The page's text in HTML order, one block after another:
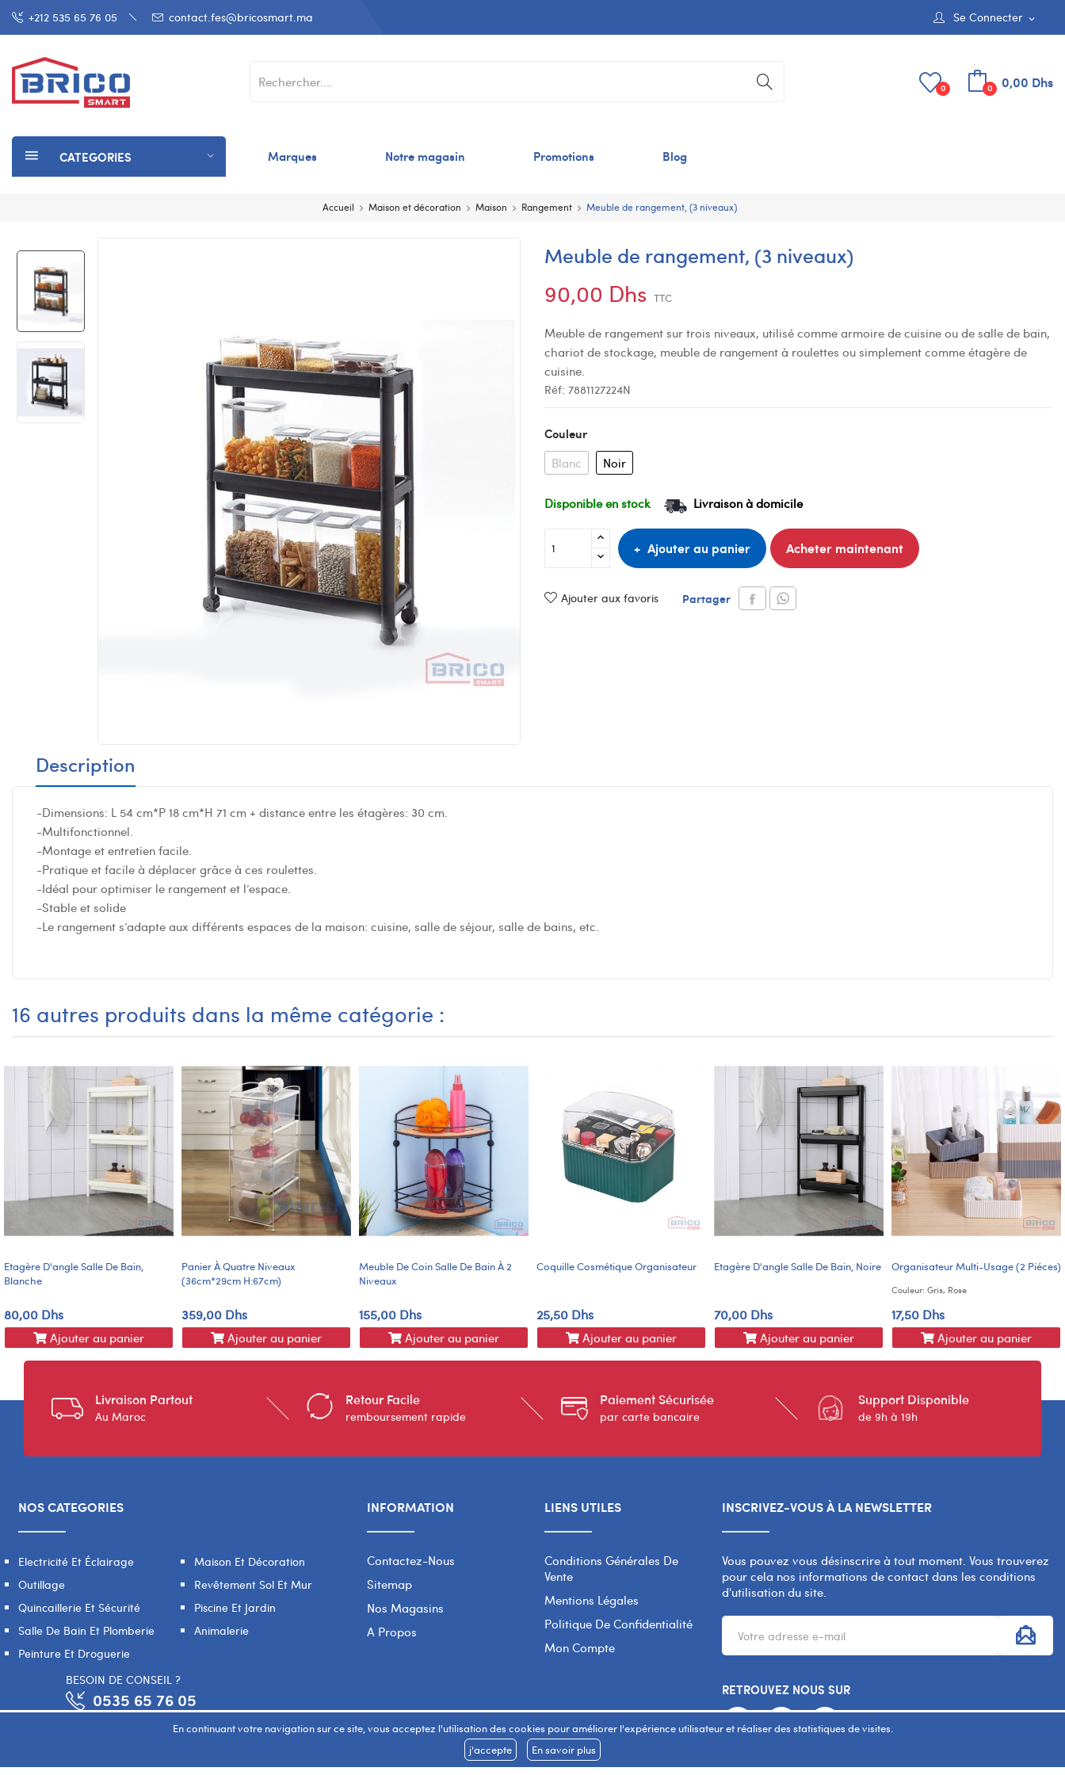
En continuant votre navigation sur ce site, vous acceptez l'utilisation des cookies pour améliorer l'expérience utilisateur et réaliser des statistiques de visites.
j'accepte
En savoir plus
Se Connecter expand_more
+212 535 65 76 05 contact.fes@bricosmart.ma
0,00 Dhs
0
0
CATEGORIES Marques Notre magasin Promotions Blog
Accueil Maison et décoration Maison Rangement Meuble de rangement, (3 niveaux)
Meuble de rangement, (3 niveaux)
90,00 Dhs TTC
Meuble de rangement sur trois niveaux, utilisé comme armoire de cuisine ou de salle de bain,
chariot de stockage, meuble de rangement à roulettes ou simplement comme étagère de
cuisine.
Réf: 7881127224N
Couleur
Blanc Noir
Disponible en stock Livraison à domicile
Ajouter au panier Acheter maintenant
Ajouter aux favoris Partager
Description
-Dimensions: L 54 cm*P 18 cm*H 71 cm + distance entre les étagères: 30 cm.
-Multifonctionnel.
-Montage et entretien facile.
-Pratique et facile à déplacer grâce à ces roulettes.
-Idéal pour optimiser le rangement et l’espace.
-Stable et solide
-Le rangement s’adapte aux différents espaces de la maison: cuisine, salle de séjour, salle de bains, etc.
16 autres produits dans la même catégorie :
Etagère D'angle Salle De Bain,
Blanche
80,00 Dhs
Ajouter au panier
Panier À Quatre Niveaux
(36cm*29cm H:67cm)
359,00 Dhs
Ajouter au panier
Meuble De Coin Salle De Bain À 2
Niveaux
155,00 Dhs
Ajouter au panier
Coquille Cosmétique Organisateur
25,50 Dhs
Ajouter au panier
Etagère D'angle Salle De Bain, Noire
70,00 Dhs
Ajouter au panier
Organisateur Multi-Usage (2 Piéces)
Couleur: Gris, Rose
17,50 Dhs
Ajouter au panier
Livraison Partout
Au Maroc
Retour Facile
remboursement rapide
Paiement Sécurisée
par carte bancaire
Support Disponible
de 9h à 19h
NOS CATEGORIES
Electricité Et Éclairage
Outillage
Quincaillerie Et Sécurité
Salle De Bain Et Plomberie
Peinture Et Droguerie
Maison Et Décoration
Revêtement Sol Et Mur
Piscine Et Jardin
Animalerie
BESOIN DE CONSEIL ?
0535 65 76 05
INFORMATION
Contactez-Nous
Sitemap
Nos Magasins
A Propos
LIENS UTILES
Conditions Générales De
Vente
Mentions Légales
Politique De Confidentialité
Mon Compte
INSCRIVEZ-VOUS À LA NEWSLETTER
Vous pouvez vous désinscrire à tout moment. Vous trouverez
pour cela nos informations de contact dans les conditions
d'utilisation du site.
RETROUVEZ NOUS SUR